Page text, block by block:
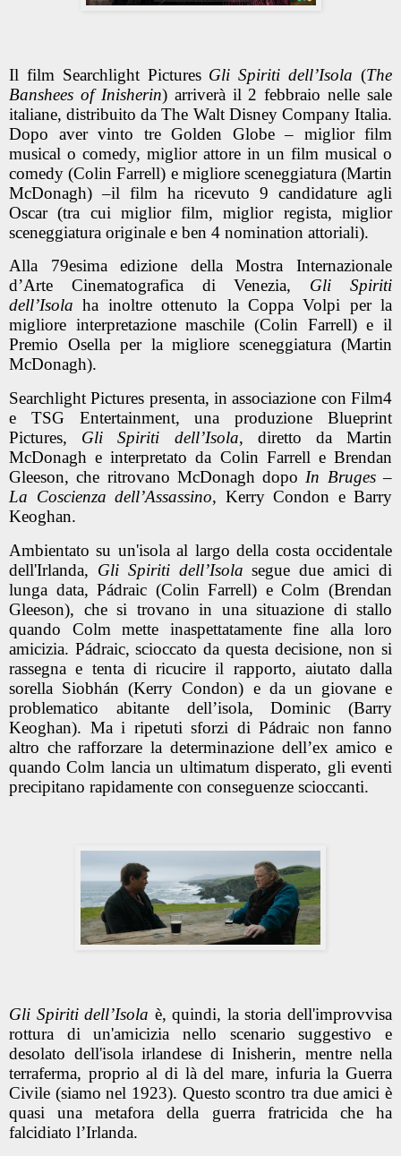
Il film Searchlight Pictures Gli Spiriti dell’Isola (The
Banshees of Inisherin) arriverà il 2 febbraio nelle sale
italiane, distribuito da The Walt Disney Company Italia.
Dopo aver vinto tre Golden Globe – miglior film
musical o comedy, miglior attore in un film musical o
comedy (Colin Farrell) e migliore sceneggiatura (Martin
McDonagh) –il film ha ricevuto 9 candidature agli
Oscar (tra cui miglior film, miglior regista, miglior
sceneggiatura originale e ben 4 nomination attoriali).
Alla 79esima edizione della Mostra Internazionale
d’Arte Cinematografica di Venezia, Gli Spiriti
dell’Isola ha inoltre ottenuto la Coppa Volpi per la
migliore interpretazione maschile (Colin Farrell) e il
Premio Osella per la migliore sceneggiatura (Martin
McDonagh).
Searchlight Pictures presenta, in associazione con Film4
e TSG Entertainment, una produzione Blueprint
Pictures, Gli Spiriti dell’Isola, diretto da Martin
McDonagh e interpretato da Colin Farrell e Brendan
Gleeson, che ritrovano McDonagh dopoIn Bruges –
La Coscienza dell’Assassino, Kerry Condon e Barry
Keoghan.
Ambientato su un'isola al largo della costa occidentale
dell'Irlanda, Gli Spiriti dell’Isola segue due amici di
lunga data, Pádraic (Colin Farrell) e Colm (Brendan
Gleeson), che si trovano in una situazione di stallo
quando Colm mette inaspettatamente fine alla loro
amicizia. Pádraic, scioccato da questa decisione, non si
rassegna e tenta di ricucire il rapporto, aiutato dalla
sorella Siobhán (Kerry Condon) e da un giovane e
problematico abitante dell’isola, Dominic (Barry
Keoghan). Ma i ripetuti sforzi di Pádraic non fanno
altro che rafforzare la determinazione dell’ex amico e
quando Colm lancia un ultimatum disperato, gli eventi
precipitano rapidamente con conseguenze scioccanti.
Gli Spiriti dell’Isola è, quindi, la storia dell'improvvisa
rottura di un'amicizia nello scenario suggestivo e
desolato dell'isola irlandese di Inisherin, mentre nella
terraferma, proprio al di là del mare, infuria la Guerra
Civile (siamo nel 1923). Questo scontro tra due amici è
quasi una metafora della guerra fratricida che ha
falcidiato l’Irlanda.